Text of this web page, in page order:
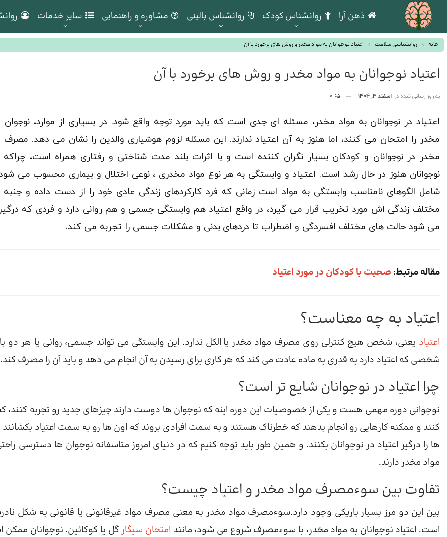
ذهن آرا روانشناس کودک روانشناس بالینی مشاوره و راهنمایی سایر خدمات
خانه روانشناسی سلامت اعتیاد نوجوانان به مواد مخدر و روش های برخورد با آن
اعتیاد نوجوانان به مواد مخدر و روش های برخورد با آن
به روز رسانی شده در اسفند 3, 1404
اعتیاد در نوجوانان به مواد مخدر، مسئله ای جدی است که باید مورد توجه واقع شود. در بسیاری از موارد، نوجوان
مخدر را امتحان می کنند، اما هنوز به آن اعتیاد ندارند. این مسئله لزوم هوشیاری والدین را نشان می دهد. مصرف
مخدر در نوجوانان و کودکان بسیار نگران کننده است و با اثرات بلند مدت شناختی و رفتاری همراه است، چراکه
نوجوانان هنوز در حال رشد است. اعتیاد و وابستگی به هر نوع مواد مخدری ، نوعی اختلال و بیماری محسوب می
شامل الگوهای نامناسب وابستگی به مواد است زمانی که فرد کارکردهای زندگی عادی خود را از دست داده و جنبه
مختلف زندگی اش مورد تخریب قرار می گیرد، در واقع اعتیاد هم وابستگی جسمی و هم روانی دارد و فردی که
می شود حالت های مختلف افسردگی و اضطراب تا دردهای بدنی و مشکلات جسمی را تجربه می کند.
مقاله مرتبط: صحبت با کودکان در مورد اعتیاد
اعتیاد به چه معناست؟
اعتیاد یعنی، شخص هیچ کنترلی روی مصرف مواد مخدر یا الکل ندارد. این وابستگی می تواند جسمی، روانی یا هر دو
شخصی که اعتیاد دارد به قدری به ماده عادت می کند که هر کاری برای رسیدن به آن انجام می دهد و باید آن را مصرف کند.
چرا اعتیاد در نوجوانان شایع تر است؟
نوجوانی دوره مهمی هست و یکی از خصوصیات این دوره اینه که نوجوان ها دوست دارند چیزهای جدید رو تجربه
کنند و ممکنه کارهایی رو انجام بدهند که خطرناک هستند و به سمت افرادی بروند که اون ها رو به سمت اعتیاد بکشانند
ها را درگیر اعتیاد در نوجوانان بکنند. و همین طور باید توجه کنیم که در دنیای امروز متاسفانه نوجوان ها دسترسی
مواد مخدر دارند.
تفاوت بین سوءمصرف مواد مخدر و اعتیاد چیست؟
بین این دو مرز بسیار باریکی وجود دارد.سوءمصرف مواد مخدر به معنی مصرف مواد غیرقانونی یا قانونی به شکل
است. اعتیاد نوجوانان به مواد مخدر، با سوءمصرف شروع می شود، مانند امتحان سیگار گل یا کوکائین. نوجوانان